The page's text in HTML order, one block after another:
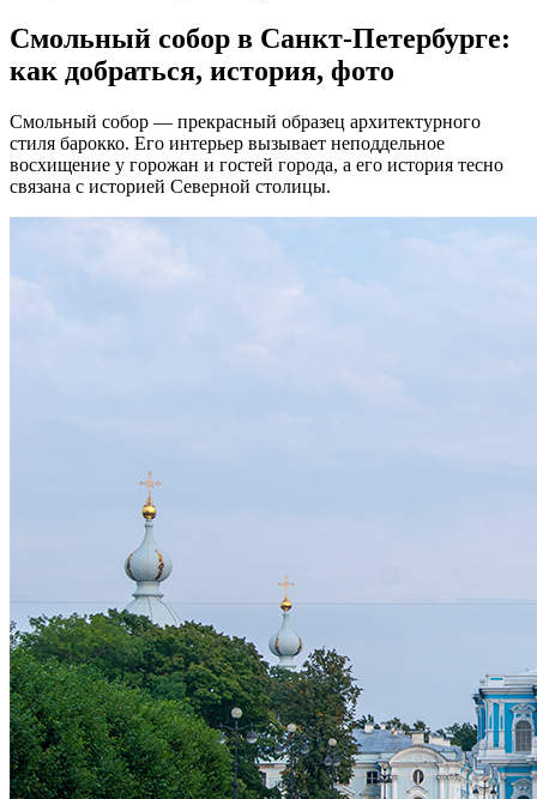
Смольный собор в Санкт-Петербурге:
как добраться, история, фото
Смольный собор — прекрасный образец архитектурного
стиля барокко. Его интерьер вызывает неподдельное
восхищение у горожан и гостей города, а его история тесно
связана с историей Северной столицы.